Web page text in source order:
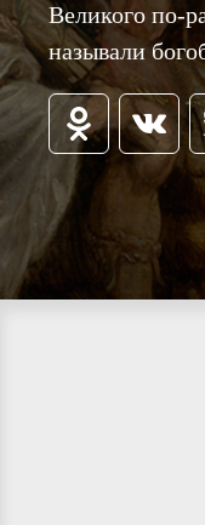
Великого по-
называли